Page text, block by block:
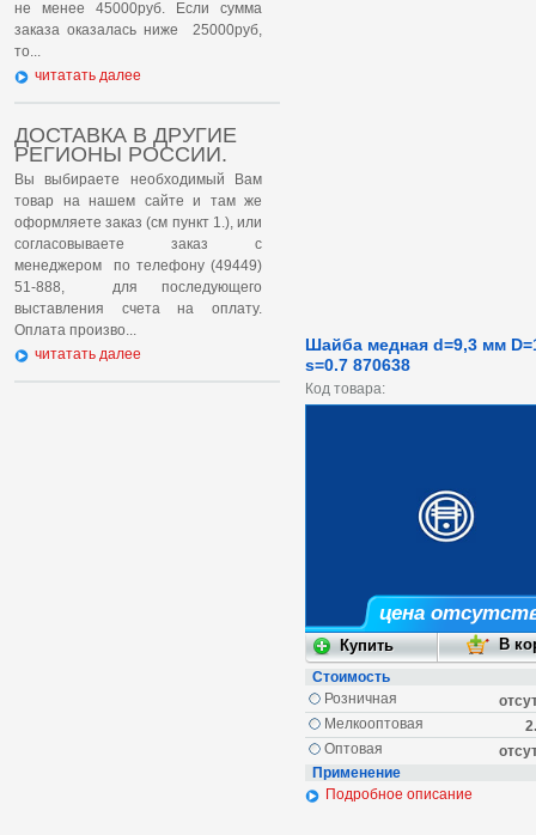
не менее 45000руб. Если сумма
заказа оказалась ниже 25000руб,
то...
читатать далее
ДОСТАВКА В ДРУГИЕ
РЕГИОНЫ РОССИИ.
Вы выбираете необходимый Вам
товар на нашем сайте и там же
оформляете заказ (см пункт 1.), или
согласовываете заказ с
менеджером по телефону (49449)
51-888, для последующего
выставления счета на оплату.
Оплата произво...
читатать далее
Шайба медная d=9,3 мм
s=0.7 870638
Код товара:
цена
Стоимость
Розничная
Мелкооптовая
Оптовая
Применение
Подробное описание